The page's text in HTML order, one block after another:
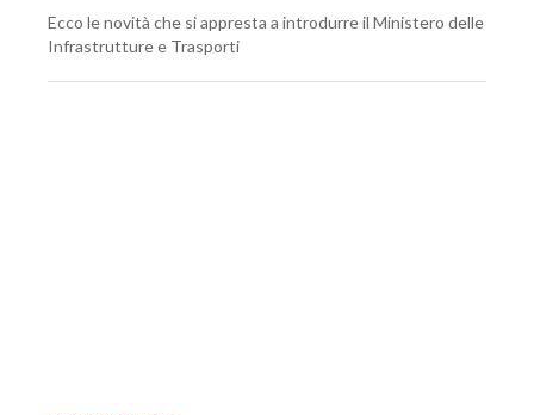
Ecco le novità che si appresta a introdurre il Ministero delle
Infrastrutture e Trasporti